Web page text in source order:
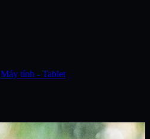
Máy tính - Tablet